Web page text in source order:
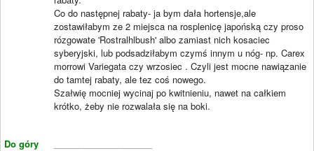
Do góry
Co do następnej rabaty- ja bym dała hortensje,ale
zostawiłabym ze 2 miejsca na rosplenicę japońską czy proso
rózgowate 'Rostralhlbush' albo zamiast nich kosaciec
syberyjski, lub podsadziłabym czymś innym u nóg- np. Carex
morrowi Variegata czy wrzosiec . Czyli jest mocne nawiązanie
do tamtej rabaty, ale tez coś nowego.
Szałwię mocniej wycinaj po kwitnieniu, nawet na całkiem
krótko, żeby nie rozwalała się na boki.